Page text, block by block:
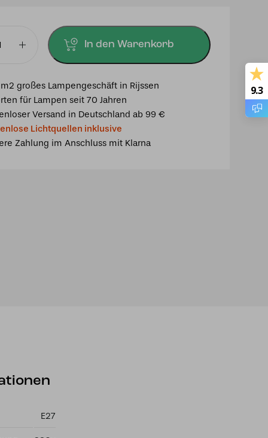
In den Warenkorb
großes Lampengeschäft in Rijssen
für Lampen seit 70 Jahren
Versand in Deutschland ab 99 €
Lichtquellen inklusive
Zahlung im Anschluss mit Klarna
E27
9.3